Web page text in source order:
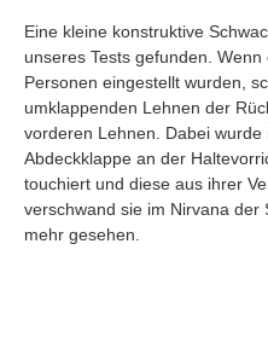
Eine kleine konstruktive
unseres Tests gefunden.
Personen eingestellt wurden,
umklappenden Lehnen der
vorderen Lehnen. Dabei
Abdeckklappe an der
touchiert und diese aus ihrer
verschwand sie im Nirvana der
mehr gesehen.